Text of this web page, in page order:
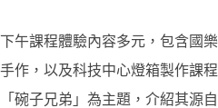
下午課程體驗內容多元，包含國
手作，以及科技中心燈箱製作課
「碗子兄弟」為主題，介紹其源